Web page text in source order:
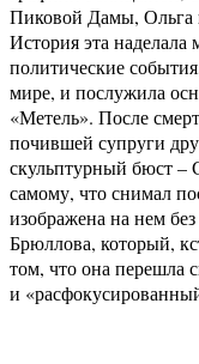
Пиковой Дамы, Ольга
История эта
политические
мире, и послужила
«Метель». После
почившей супруги
скульптурный бюст –
самому, что снимал
изображена на нем
Брюллова, который,
том, что она перешла
и